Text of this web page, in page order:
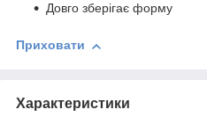
Довго зберігає форму
Приховати
Характеристики